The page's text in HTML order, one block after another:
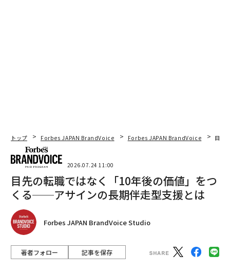
トップ Forbes JAPAN BrandVoice Forbes JAPAN BrandVoice 目先
2026.07.24 11:00
目先の転職ではなく「10年後の価値」をつ
くる──アサインの長期伴走型支援とは
Forbes JAPAN BrandVoice Studio
著者フォロー 記事を保存